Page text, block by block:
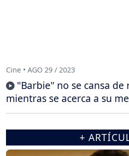
Cine • AGO 29 / 2023
"Barbie" no se cansa
mientras se acerca a su
+